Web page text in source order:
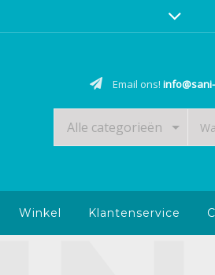
Email ons!
Alle categorieën
Winkel Klantenservice